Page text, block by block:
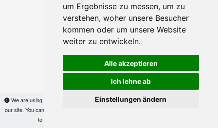
um Ergebnisse zu messen, um zu
verstehen, woher unsere Besucher
kommen oder um unsere Website
weiter zu entwickeln.
Alle akzeptieren
Ich lehne ab
Einstellungen ändern
We are using cookies to provide statistics that help us give you the best experience of
our site. You can find out more
to use the site without changes, you are agreeing to it.